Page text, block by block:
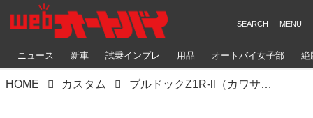
ニュース 新車 試乗インプレ 用品 オートバイ女子部 絶
HOME カスタム ブルドックZ1R-ll（カワサキZ1R-ll）高い完成度に管理の良さを加えてノントラブルで乗り続ける【Heritage&Legends】